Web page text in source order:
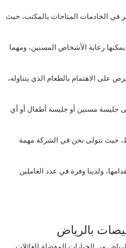
في الخادمات المتاحات بالمكتب، حيث
رعاية الأشخاص المسنين، ومهما
على الاهتمام بالطعام الذي يتناوله،
جليسة مسنين أو جليسة أطفال أو أي
حيث نتولى نحن في الشركة مهمة
ولدينا وفرة في عدد العاملين
بالرياض
من الخيارات المفضلة للعائلات